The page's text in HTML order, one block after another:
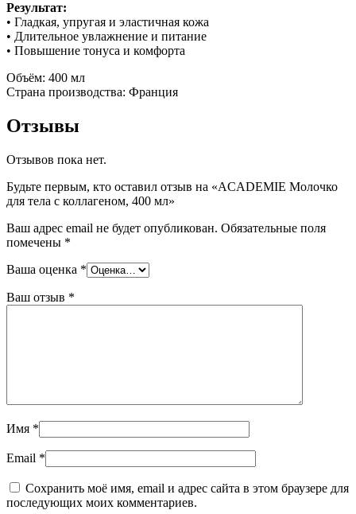
Результат:
• Гладкая, упругая и эластичная кожа
• Длительное увлажнение и питание
• Повышение тонуса и комфорта
Объём: 400 мл
Страна производства: Франция
Отзывы
Отзывов пока нет.
Будьте первым, кто оставил отзыв на «ACADEMIE Молочко
для тела с коллагеном, 400 мл»
Ваш адрес email не будет опубликован. Обязательные поля
помечены *
Ваша оценка *
Ваш отзыв *
Имя *
Email *
Сохранить моё имя, email и адрес сайта в этом браузере для
последующих моих комментариев.